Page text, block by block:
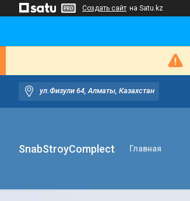
Создать сайт на Satu.kz
ул.Физули 64, Алматы, Казахстан
SnabStroyComplect Главная